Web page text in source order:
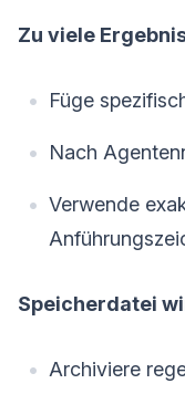
Zu viele
Füge
Nach
Verwende
Speicherdatei
Archiviere